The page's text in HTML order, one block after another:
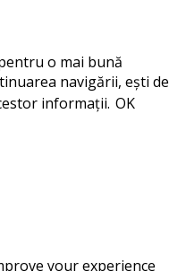
o mai bună
navigării, ești de
informații. OK
your experience